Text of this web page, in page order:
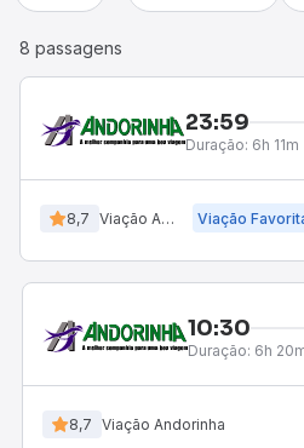
8 passagens
23:59
Duração: 6h 11m
8,7 Viação Andorinha Viação
10:30
Duração: 6h
8,7 Viação Andorinha